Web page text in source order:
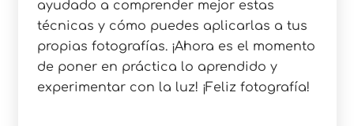
ayudado a comprender mejor estas
técnicas y cómo puedes aplicarlas a tus
propias fotografías. ¡Ahora es el momento
de poner en práctica lo aprendido y
experimentar con la luz! ¡Feliz fotografía!